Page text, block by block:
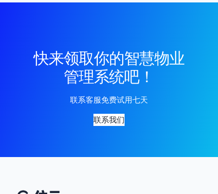
快来领取你的智慧物业
管理系统吧！
联系客服免费试用七天
联系我们